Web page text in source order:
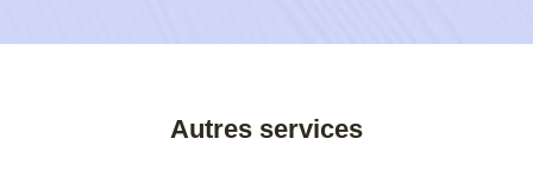
Autres services